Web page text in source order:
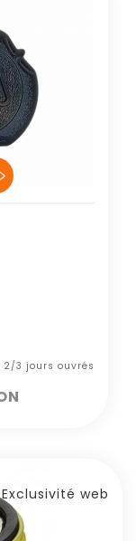
2/3 jours ouvrés
Exclusivité web